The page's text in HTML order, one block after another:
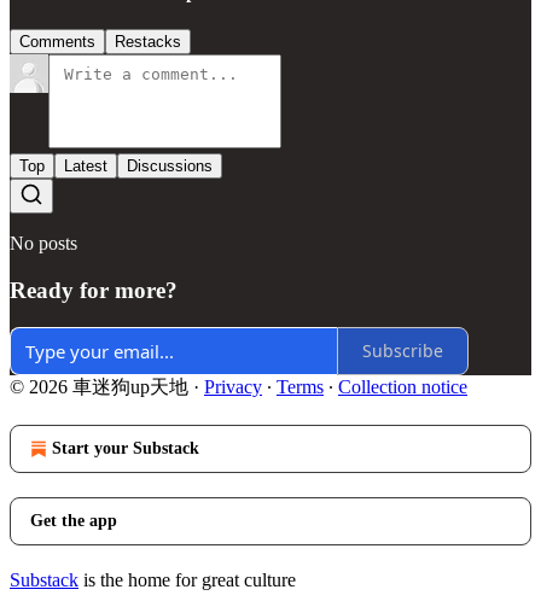
Comments Restacks
Top Latest Discussions
No posts
Ready for more?
Subscribe
© 2026 車迷狗up天地 · Privacy ∙ Terms ∙ Collection notice
Start your Substack
Get the app
Substack is the home for great culture